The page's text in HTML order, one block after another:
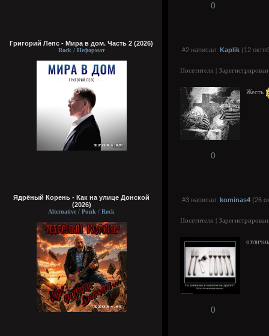
Григорий Лепс - Мира в дом. Часть 2 (2026)
Rock / Неформат
Ядрёный Корень - Как на улице Донской
(2026)
Alternative / Punk / Rock
0
#2 написал: Kaplik (12
Посетители |
Жесть
0
#3 написал: kominas4 (26
Посетители |
0